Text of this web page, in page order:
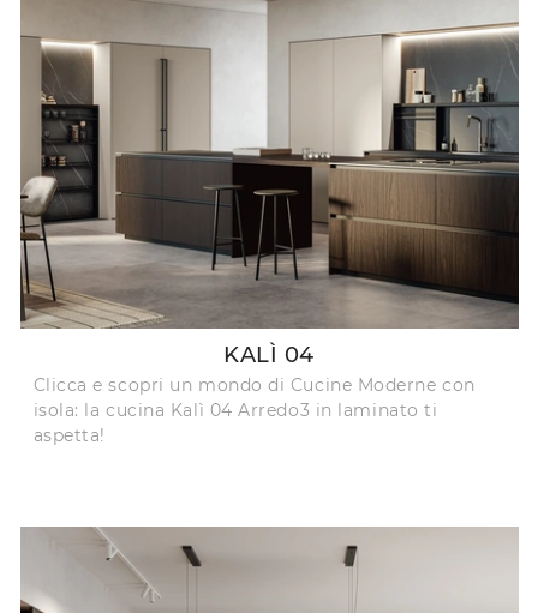
KALÌ 04
Clicca e scopri un mondo di Cucine Moderne con
isola: la cucina Kalì 04 Arredo3 in laminato ti
aspetta!